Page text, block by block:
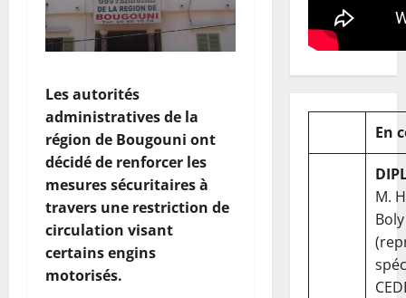
Les autorités
administratives de la
région de Bougouni ont
décidé de renforcer les
mesures sécuritaires à
travers une restriction de
circulation visant
certains engins
motorisés.
En
M.
Boly